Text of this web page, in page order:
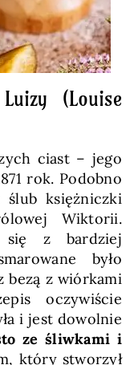
(Louise
ciast – jego
rok. Podobno
ślub księżniczki
Wiktorii.
się z bardziej
było
bezą z wiórkami
oczywiście
i jest dowolnie
ze śliwkami i
który stworzył